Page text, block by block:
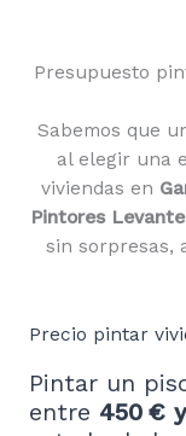
Presupuesto
Sabemos que
al elegir una
viviendas en
Pintores Levante
sin sorpresas,
Precio pintar
Pintar un
entre 450 €